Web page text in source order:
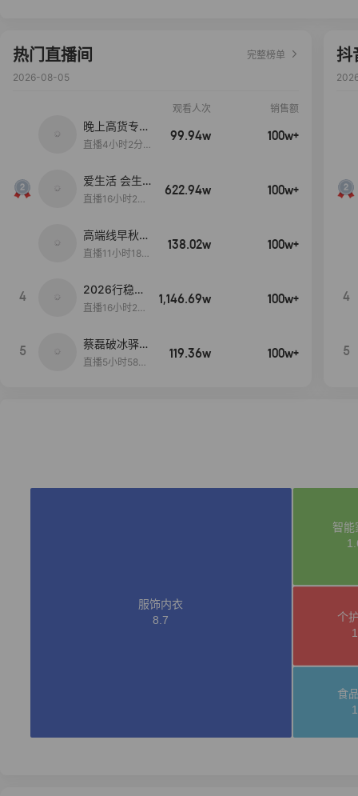
热门直播间
完整榜单
2026-08-05
观看人次 销售额
晚上高货专场
大放漏
直播4小时2分5
99.94w 100w+
爱生活 会生
活
直播16小时24
622.94w 100w+
高端线早秋现
货首发
直播11小时18分
138.02w 100w+
4
2026行稳致
远
直播16小时20
1,146.69w 100w+
5
蔡磊破冰驿站
直播间好物分
直播5小时58分
119.36w 100w+
抖
4
5